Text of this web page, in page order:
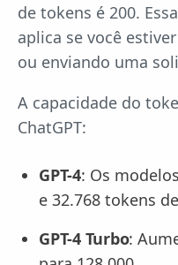
de tokens é 200.
aplica se você
ou enviando uma
A capacidade do
ChatGPT:
GPT-4: Os
e 32.768 tokens
GPT-4 Turbo: